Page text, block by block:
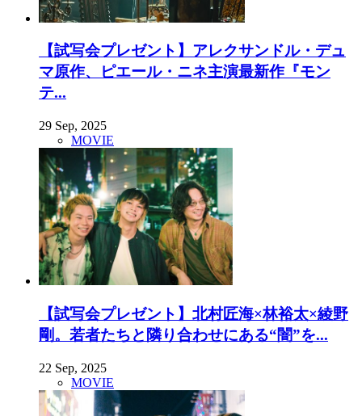
【試写会プレゼント】アレクサンドル・デュ
マ原作、ピエール・ニネ主演最新作『モン
テ...
29 Sep, 2025
MOVIE
【試写会プレゼント】北村匠海×林裕太×綾野
剛。若者たちと隣り合わせにある“闇”を...
22 Sep, 2025
MOVIE